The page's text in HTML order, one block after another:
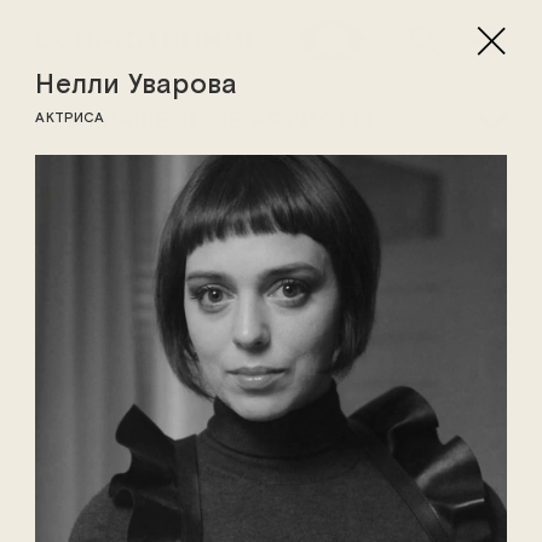
ПРИГЛАШЁННЫЕ АРТИСТЫ
Нелли Уварова
АКТРИСА